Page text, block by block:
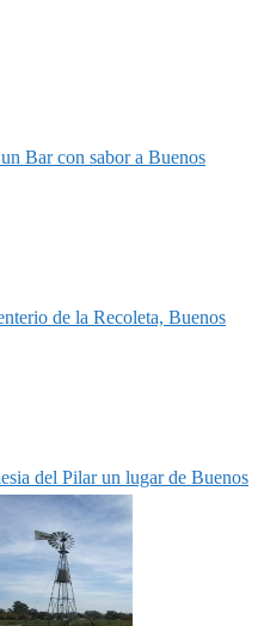
Bar con sabor a Buenos
de la Recoleta, Buenos
del Pilar un lugar de Buenos